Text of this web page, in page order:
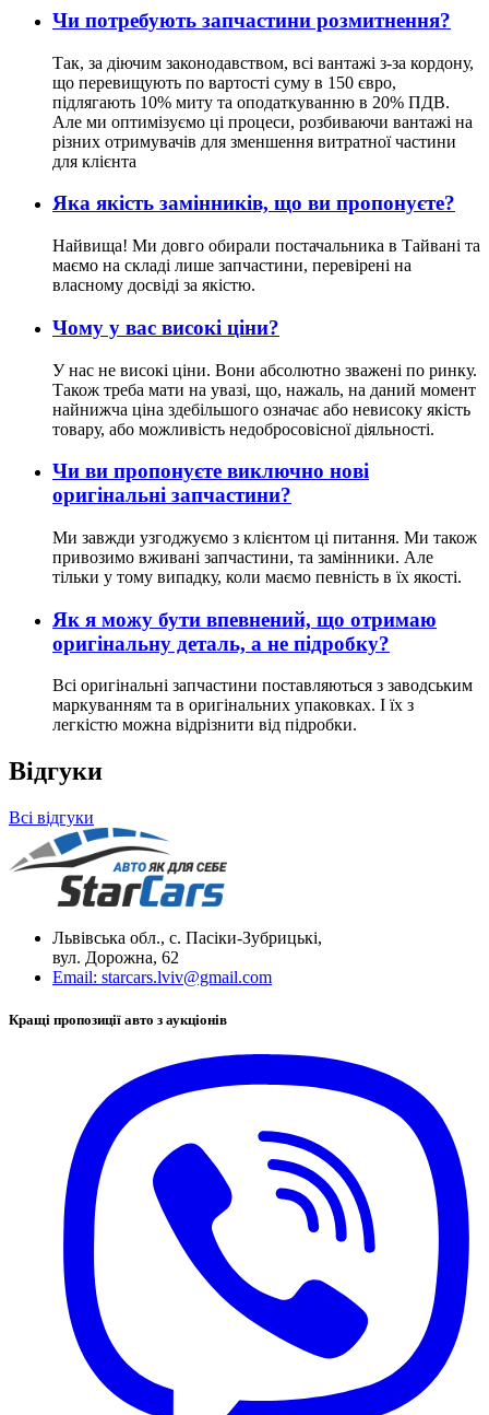
Чи потребують запчастини розмитнення?
Так, за діючим законодавством, всі вантажі з-за кордону,
що перевищують по вартості суму в 150 євро,
підлягають 10% миту та оподаткуванню в 20% ПДВ.
Але ми оптимізуємо ці процеси, розбиваючи вантажі на
різних отримувачів для зменшення витратної частини
для клієнта
Яка якість замінників, що ви пропонуєте?
Найвища! Ми довго обирали постачальника в Тайвані та
маємо на складі лише запчастини, перевірені на
власному досвіді за якістю.
Чому у вас високі ціни?
У нас не високі ціни. Вони абсолютно зважені по ринку.
Також треба мати на увазі, що, нажаль, на даний момент
найнижча ціна здебільшого означає або невисоку якість
товару, або можливість недобросовісної діяльності.
Чи ви пропонуєте виключно нові
оригінальні запчастини?
Ми завжди узгоджуємо з клієнтом ці питання. Ми також
привозимо вживані запчастини, та замінники. Але
тільки у тому випадку, коли маємо певність в їх якості.
Як я можу бути впевнений, що отримаю
оригінальну деталь, а не підробку?
Всі оригінальні запчастини поставляються з заводським
маркуванням та в оригінальних упаковках. І їх з
легкістю можна відрізнити від підробки.
Відгуки
Всі відгуки
Львівська обл., с. Пасіки-Зубрицькі,
вул. Дорожна, 62
Email: starcars.lviv@gmail.com
Кращі пропозиції авто з аукціонів